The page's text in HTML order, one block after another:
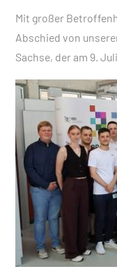
Mit großer
Abschied von
Sachse, der am 9.